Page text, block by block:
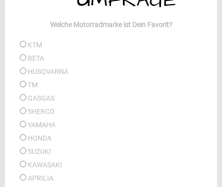
Welche Motorradmarke ist Dein Favorit?
KTM
BETA
HUSQVARNA
TM
GASGAS
SHERCO
YAMAHA
HONDA
SUZUKI
KAWASAKI
APRILIA